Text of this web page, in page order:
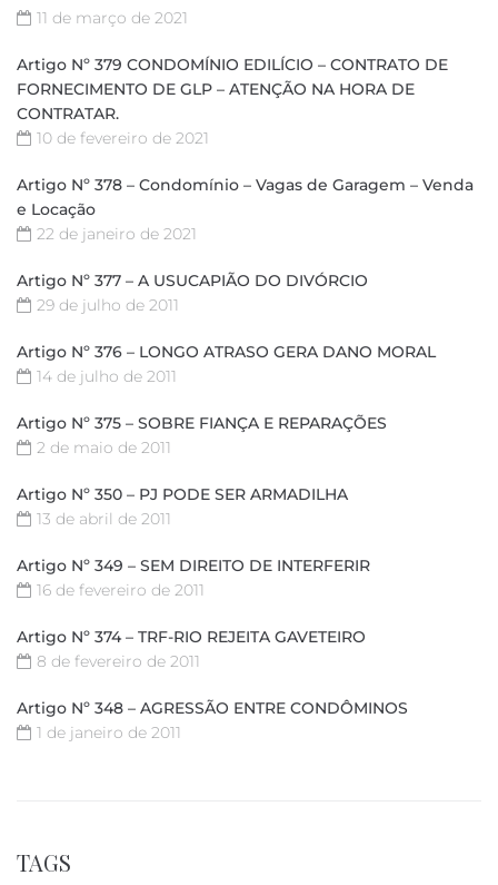
11 de março de 2021
Artigo Nº 379 CONDOMÍNIO EDILÍCIO – CONTRATO DE
FORNECIMENTO DE GLP – ATENÇÃO NA HORA DE
CONTRATAR.
10 de fevereiro de 2021
Artigo Nº 378 – Condomínio – Vagas de Garagem – Venda
e Locação
22 de janeiro de 2021
Artigo Nº 377 – A USUCAPIÃO DO DIVÓRCIO
29 de julho de 2011
Artigo Nº 376 – LONGO ATRASO GERA DANO MORAL
14 de julho de 2011
Artigo Nº 375 – SOBRE FIANÇA E REPARAÇÕES
2 de maio de 2011
Artigo Nº 350 – PJ PODE SER ARMADILHA
13 de abril de 2011
Artigo Nº 349 – SEM DIREITO DE INTERFERIR
16 de fevereiro de 2011
Artigo Nº 374 – TRF-RIO REJEITA GAVETEIRO
8 de fevereiro de 2011
Artigo Nº 348 – AGRESSÃO ENTRE CONDÔMINOS
1 de janeiro de 2011
TAGS